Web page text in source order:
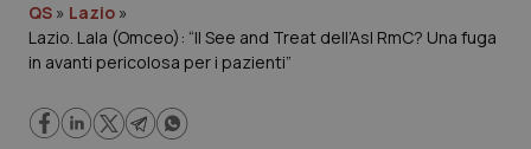
Governo e Parlamento
Regioni e Asl
QS » Lazio »
Lazio. Lala (Omceo): “Il See and Treat dell’Asl RmC? Una fuga
in avanti pericolosa per i pazienti”